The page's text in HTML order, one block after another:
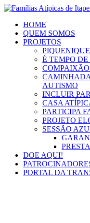
Ir
conteúdo
HOME
QUEM SOMOS
PROJETOS
É TEMPO
AUTISMO
INCLUIR
CASA
PARTICIPA
PROJETO
SESSÃO
DOE AQUI!
PORTAL DA